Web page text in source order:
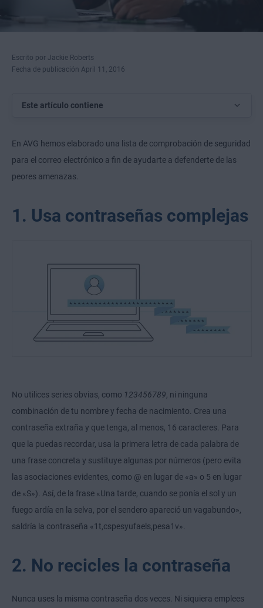
Escrito por Jackie Roberts
Fecha de publicación April 11, 2016
Este artículo contiene
En AVG hemos elaborado una lista de comprobación de seguridad
para el correo electrónico a fin de ayudarte a defenderte de las
peores amenazas.
1. Usa contraseñas complejas
No utilices series obvias, como 123456789, ni ninguna
combinación de tu nombre y fecha de nacimiento. Crea una
contraseña extraña y que tenga, al menos, 16 caracteres. Para
que la puedas recordar, usa la primera letra de cada palabra de
una frase concreta y sustituye algunas por números (pero evita
las asociaciones evidentes, como @ en lugar de «a» o 5 en lugar
de «S»). Así, de la frase «Una tarde, cuando se ponía el sol y un
fuego ardía en la selva, por el sendero apareció un vagabundo»,
saldría la contraseña «1t,cspesyufaels,pesa1v».
2. No recicles la contraseña
Nunca uses la misma contraseña dos veces. Ni siquiera emplees